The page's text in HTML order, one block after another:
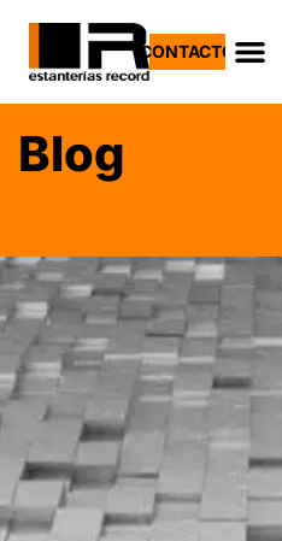
CONTACTO
Blog